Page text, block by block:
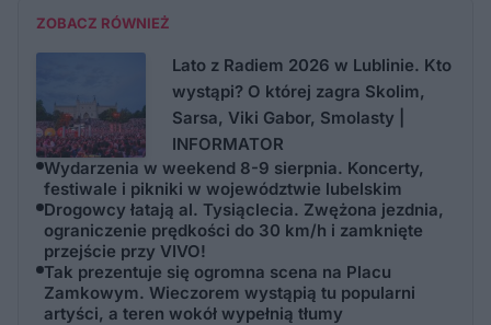
ZOBACZ RÓWNIEŻ
Lato z Radiem 2026 w Lublinie. Kto
wystąpi? O której zagra Skolim,
Sarsa, Viki Gabor, Smolasty |
INFORMATOR
Wydarzenia w weekend 8-9 sierpnia. Koncerty,
festiwale i pikniki w województwie lubelskim
Drogowcy łatają al. Tysiąclecia. Zwężona jezdnia,
ograniczenie prędkości do 30 km/h i zamknięte
przejście przy VIVO!
Tak prezentuje się ogromna scena na Placu
Zamkowym. Wieczorem wystąpią tu popularni
artyści, a teren wokół wypełnią tłumy